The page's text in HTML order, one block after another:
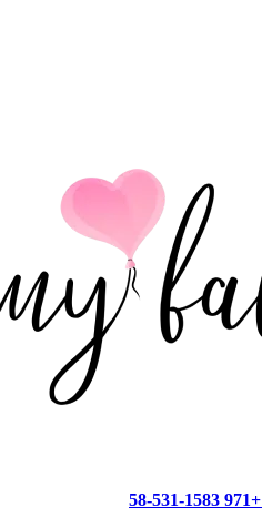
+971 58-531-1583